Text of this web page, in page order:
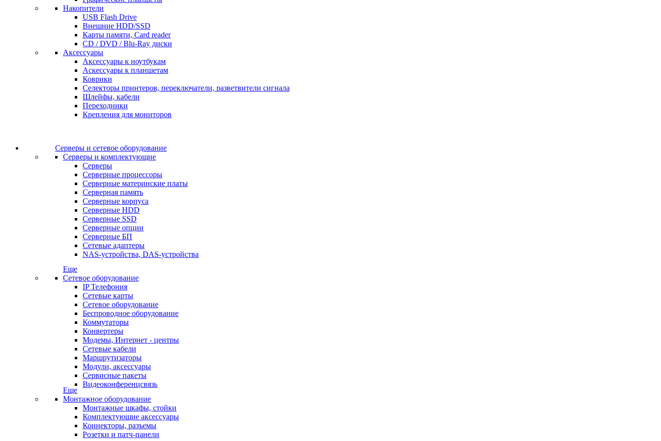
Накопители
USB Flash Drive
Внешние HDD/SSD
Карты памяти, Card reader
CD / DVD / Blu-Ray диски
Аксессуары
Аксессуары к ноутбукам
Аскессуары к планшетам
Коврики
Селекторы принтеров, переключатели, разветвители сигнала
Шлейфы, кабели
Переходники
Крепления для мониторов
Серверы и сетевое оборудование
Серверы и комплектующие
Серверы
Серверные процессоры
Серверные материнские платы
Серверная память
Серверные корпуса
Серверные HDD
Серверные SSD
Серверные опции
Серверные БП
Сетевые адаптеры
NAS-устройства, DAS-устройства
Еще
Сетевое оборудование
IP Телефония
Сетевые карты
Сетевое оборудование
Беспроводное оборудование
Коммутаторы
Конвертеры
Модемы, Интернет - центры
Сетевые кабели
Маршрутизаторы
Модули, аксессуары
Сервисные пакеты
Видеоконференцсвязь
Еще
Монтажное оборудование
Монтажные шкафы, стойки
Комплектующие аксессуары
Коннекторы, разъемы
Розетки и патч-панели